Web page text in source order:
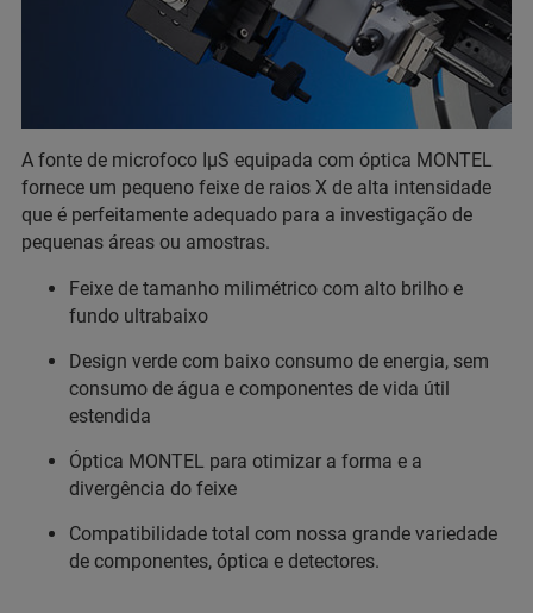
A fonte de microfoco IµS equipada com óptica MONTEL
fornece um pequeno feixe de raios X de alta intensidade
que é perfeitamente adequado para a investigação de
pequenas áreas ou amostras.
Feixe de tamanho milimétrico com alto brilho e
fundo ultrabaixo
Design verde com baixo consumo de energia, sem
consumo de água e componentes de vida útil
estendida
Óptica MONTEL para otimizar a forma e a
divergência do feixe
Compatibilidade total com nossa grande variedade
de componentes, óptica e detectores.